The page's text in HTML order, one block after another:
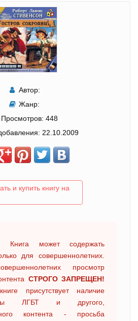
Автор:
Жанр:
Просмотров: 448
22.10.2009
и купить книгу на
Книга может содержать
для совершеннолетних.
просмотр
СТРОГО ЗАПРЕЩЕН!
присутствует наличие
ЛГБТ и другого,
контента - просьба